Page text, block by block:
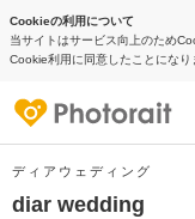
Cookieの利用について
当サイトはサービス向上のため
Cookie利用に同意したことになり
ディアウェディング
diar wedding